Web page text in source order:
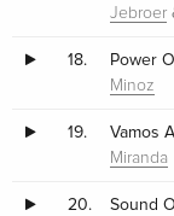
Jebroer
18. Power
Minoz
19. Vamos
Miranda
20. Sound